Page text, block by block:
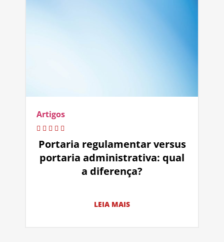
Artigos
Portaria regulamentar versus
portaria administrativa: qual
a diferença?
LEIA MAIS